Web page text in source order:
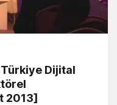
Türkiye Dijital
2013]